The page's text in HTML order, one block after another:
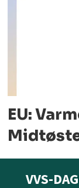
EU:
VVS-